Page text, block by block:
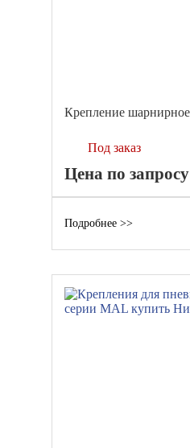
Крепление
Под заказ
Цена по запросу
Подробнее >>